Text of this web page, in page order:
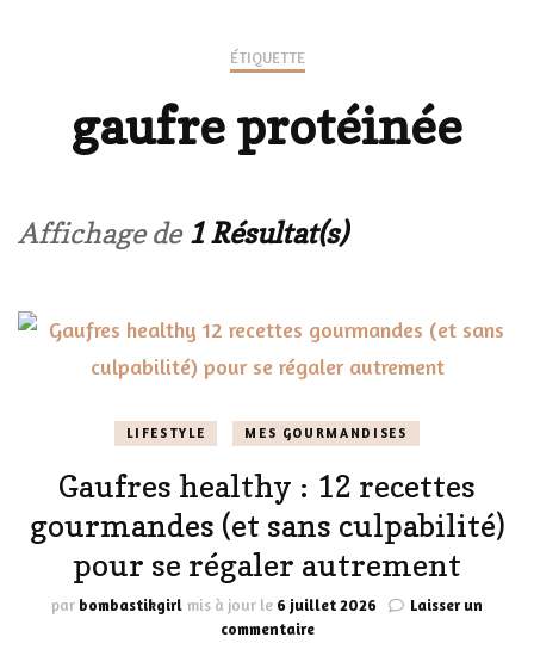
ÉTIQUETTE
gaufre protéinée
Affichage de 1 Résultat(s)
LIFESTYLE MES GOURMANDISES
Gaufres healthy : 12 recettes
gourmandes (et sans culpabilité)
pour se régaler autrement
par bombastikgirl mis à jour le 6 juillet 2026
Laisser un
commentairesur